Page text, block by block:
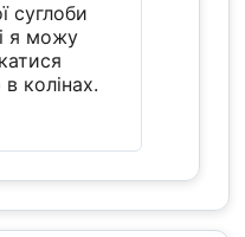
суглоби
я можу
колінах.